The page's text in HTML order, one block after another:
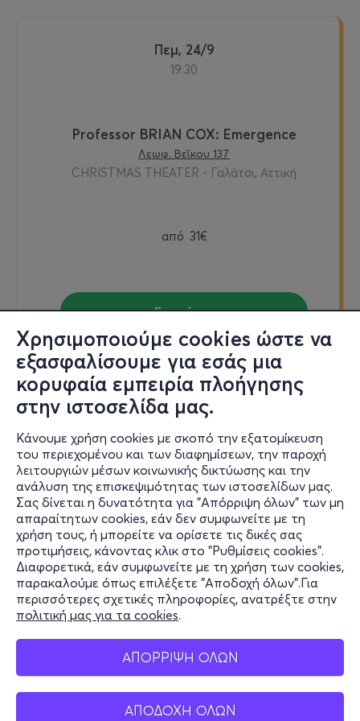
Χρησιμοποιούμε cookies ώστε να
εξασφαλίσουμε για εσάς μια
κορυφαία εμπειρία πλοήγησης
στην ιστοσελίδα μας.
Κάνουμε χρήση cookies με σκοπό την εξατομίκευση
του περιεχομένου και των διαφημίσεων, την παροχή
λειτουργιών μέσων κοινωνικής δικτύωσης και την
ανάλυση της επισκεψιμότητας των ιστοσελίδων μας.
Σας δίνεται η δυνατότητα για "Απόρριψη όλων" των μη
απαραίτητων cookies, εάν δεν συμφωνείτε με τη
χρήση τους, ή μπορείτε να ορίσετε τις δικές σας
προτιμήσεις, κάνοντας κλικ στο "Ρυθμίσεις cookies".
Διαφορετικά, εάν συμφωνείτε με τη χρήση των cookies,
παρακαλούμε όπως επιλέξετε "Αποδοχή όλων".Για
περισσότερες σχετικές πληροφορίες, ανατρέξτε στην
πολιτική μας για τα cookies.
ΑΠΟΡΡΙΨΗ ΟΛΩΝ
ΑΠΟΔΟΧΗ ΟΛΩΝ
Πεμ, 24/9
19:30
Professor BRIAN COX: Emergence
Λεωφ. Βεΐκου 137
CHRISTMAS THEATER - Γαλάτσι, Αττική
από 31€
Εισιτήρια
Παρ, 25/9
19:30
Professor BRIAN COX: Emergence
Λεωφ. Βεΐκου 137
CHRISTMAS THEATER - Γαλάτσι, Αττική
από 31€
Εισιτήρια